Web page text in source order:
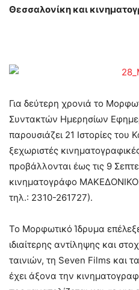
Θεσσαλονίκη και
Για δεύτερη χρονιά το
Συντακτών Ημερησίων
παρουσιάζει 21 Ιστορίες του
ξεχωριστές
προβάλλονται έως τις 9
κινηματογράφο
τηλ.: 2310-261727).
Το Μορφωτικό Ίδρυμα
ιδιαίτερης αντίληψης και
ταινιών, τη Seven Films και
έχει άξονα την